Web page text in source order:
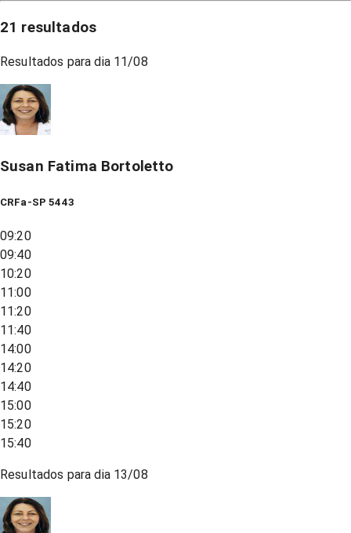
21 resultados
Resultados para dia 11/08
Susan Fatima Bortoletto
CRFa-SP 5443
09:20
09:40
10:20
11:00
11:20
11:40
14:00
14:20
14:40
15:00
15:20
15:40
Resultados para dia 13/08